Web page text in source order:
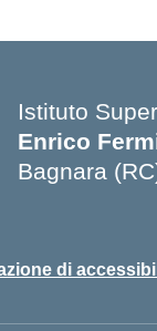
Istituto
Enrico
Bagnara
di